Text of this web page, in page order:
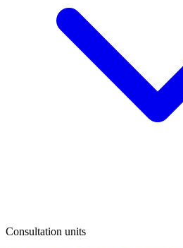
Consultation units